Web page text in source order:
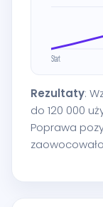
Rezultaty:
do 120 000
Poprawa